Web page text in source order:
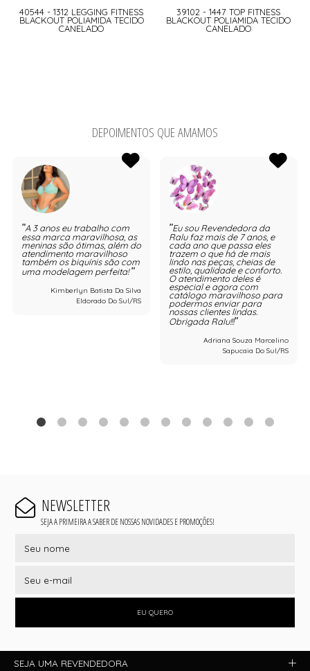
40544 - 1312 LEGGING FITNESS
BLACKOUT POLIAMIDA TECIDO
CANELADO
39102 - 1447 TOP FITNESS
BLACKOUT POLIAMIDA TECIDO
CANELADO
DEPOIMENTOS QUE AMAMOS
A 3 anos eu trabalho com
essa marca maravilhosa, as
meninas são ótimas, além do
atendimento maravilhoso
também os biquínis são com
uma modelagem perfeita!
Kimberlyn Batista Da Silva
Eldorado Do Sul/RS
Eu sou Revendedora da
Ralu faz mais de 7 anos, e
cada ano que passa eles
trazem o que há de mais
lindo nas peças, cheias de
estilo, qualidade e conforto.
O atendimento deles é
especial e agora com
catálogo maravilhoso para
podermos enviar para
nossas clientes lindas.
Obrigada Ralu!!!
Adriana Souza Marcelino
Sapucaia Do Sul/RS
NEWSLETTER
SEJA A PRIMEIRA A SABER DE NOSSAS NOVIDADES E PROMOÇÕES!
EU QUERO
SEJA UMA REVENDEDORA